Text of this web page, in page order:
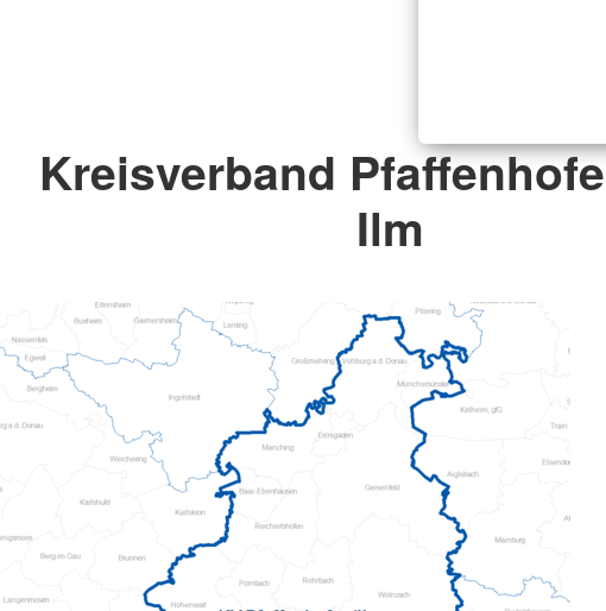
Kreisverband
Ilm